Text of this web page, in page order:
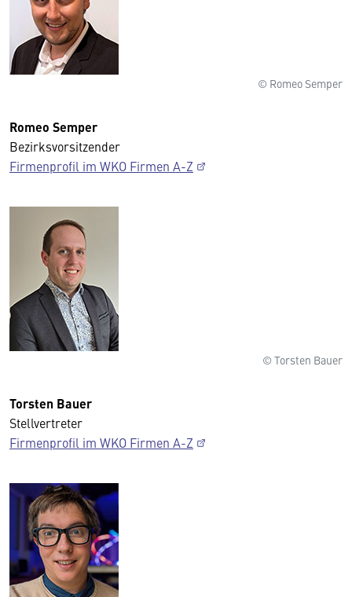
© Romeo Semper
Romeo Semper
Bezirksvorsitzender
Firmenprofil im WKO Firmen A-Z
© Torsten Bauer
Torsten Bauer
Stellvertreter
Firmenprofil im WKO Firmen A-Z